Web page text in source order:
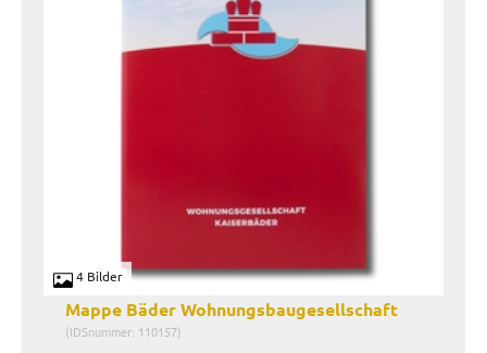
4 Bilder
Mappe Bäder Wohnungsbaugesellschaft
(IDSnummer: 110157)